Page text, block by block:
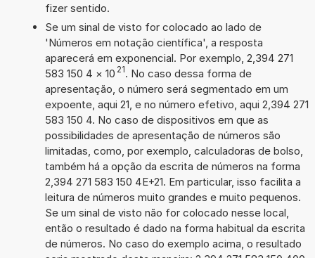
fizer sentido.
Se um sinal de visto for colocado ao lado de
'Números em notação científica', a resposta
aparecerá em exponencial. Por exemplo, 2,394 271
583 150 4 × 10 21. No caso dessa forma de
apresentação, o número será segmentado em um
expoente, aqui 21, e no número efetivo, aqui 2,394 271
583 150 4. No caso de dispositivos em que as
possibilidades de apresentação de números são
limitadas, como, por exemplo, calculadoras de bolso,
também há a opção da escrita de números na forma
2,394 271 583 150 4E+21. Em particular, isso facilita a
leitura de números muito grandes e muito pequenos.
Se um sinal de visto não for colocado nesse local,
então o resultado é dado na forma habitual da escrita
de números. No caso do exemplo acima, o resultado